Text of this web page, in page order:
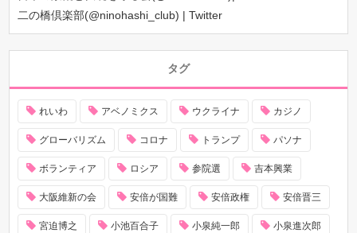
二の橋倶楽部(@ninohashi_club) | Twitter
タグ
れいわ アベノミクス ウクライナ カジノ
グローバリズム コロナ トランプ パソナ
ボランティア ロシア 参院選 吉本興業
大阪維新の会 安倍が国難 安倍政権 安倍晋三
宮迫博之 小池百合子 小泉純一郎 小泉進次郎